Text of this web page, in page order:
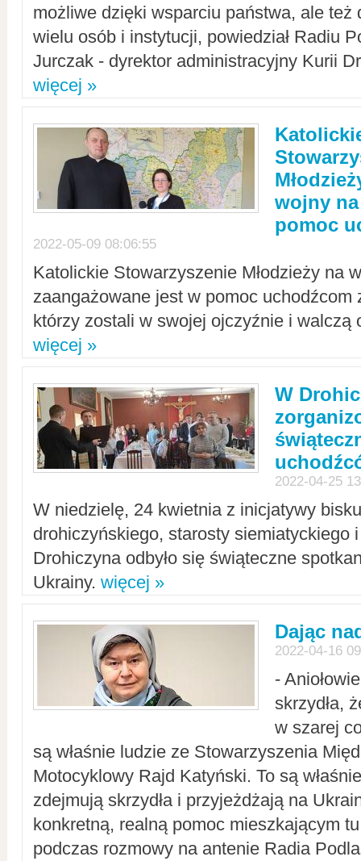
możliwe dzięki wsparciu państwa, ale też
wielu osób i instytucji, powiedział Radiu
Jurczak - dyrektor administracyjny Kurii
więcej »
wojny
pomoc
2022-05-09 08:06:55
Katolickie Stowarzyszenie Młodzieży na
zaangażowane jest w pomoc uchodźcom
którzy zostali w swojej ojczyźnie i walczą
więcej »
W
2022-04-25
W niedzielę, 24 kwietnia z inicjatywy
drohiczyńskiego, starosty siemiatyckiego
Drohiczyna odbyło się świąteczne
Ukrainy. więcej »
Dając
2022-04-16
-
skrzydła,
w szarej
są właśnie ludzie ze Stowarzyszenia
Motocyklowy Rajd Katyński. To są
zdejmują skrzydła i przyjeżdżają na
konkretną, realną pomoc mieszkającym
podczas rozmowy na antenie Radia